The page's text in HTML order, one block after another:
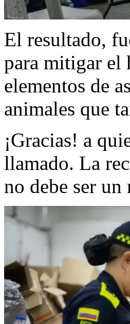
El resultado,
para mitigar el
elementos de
animales que
¡Gracias! a
llamado. La
no debe ser